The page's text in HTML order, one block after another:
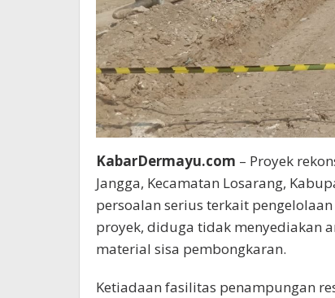
KabarDermayu.com – Proyek
Jangga, Kecamatan Losarang,
persoalan serius terkait
proyek, diduga tidak menyediakan
material sisa pembongkaran.
Ketiadaan fasilitas penampungan